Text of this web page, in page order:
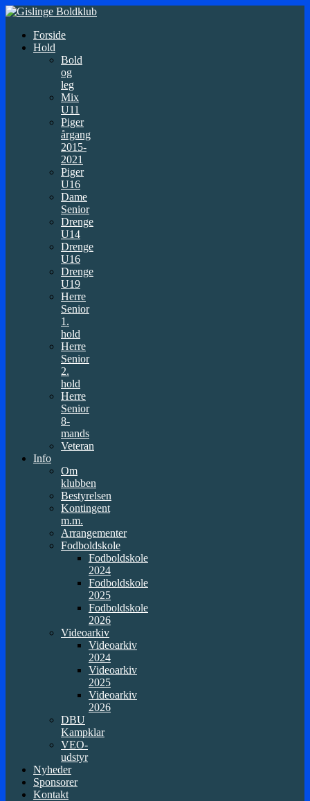
Forside
Hold
Bold
og
leg
Mix
U11
Piger
årgang
2015-
2021
Piger
U16
Dame
Senior
Drenge
U14
Drenge
U16
Drenge
U19
Herre
Senior
1.
hold
Herre
Senior
2.
hold
Herre
Senior
8-
mands
Veteran
Info
Om
klubben
Bestyrelsen
Kontingent
m.m.
Arrangementer
Fodboldskole
Fodboldskole
2024
Fodboldskole
2025
Fodboldskole
2026
Videoarkiv
Videoarkiv
2024
Videoarkiv
2025
Videoarkiv
2026
DBU
Kampklar
VEO-
udstyr
Nyheder
Sponsorer
Kontakt